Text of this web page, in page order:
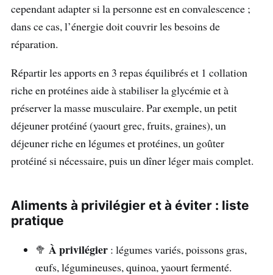
cependant adapter si la personne est en convalescence ;
dans ce cas, l’énergie doit couvrir les besoins de
réparation.
Répartir les apports en 3 repas équilibrés et 1 collation
riche en protéines aide à stabiliser la glycémie et à
préserver la masse musculaire. Par exemple, un petit
déjeuner protéiné (yaourt grec, fruits, graines), un
déjeuner riche en légumes et protéines, un goûter
protéiné si nécessaire, puis un dîner léger mais complet.
Aliments à privilégier et à éviter : liste
pratique
🥦 À privilégier : légumes variés, poissons gras,
œufs, légumineuses, quinoa, yaourt fermenté.